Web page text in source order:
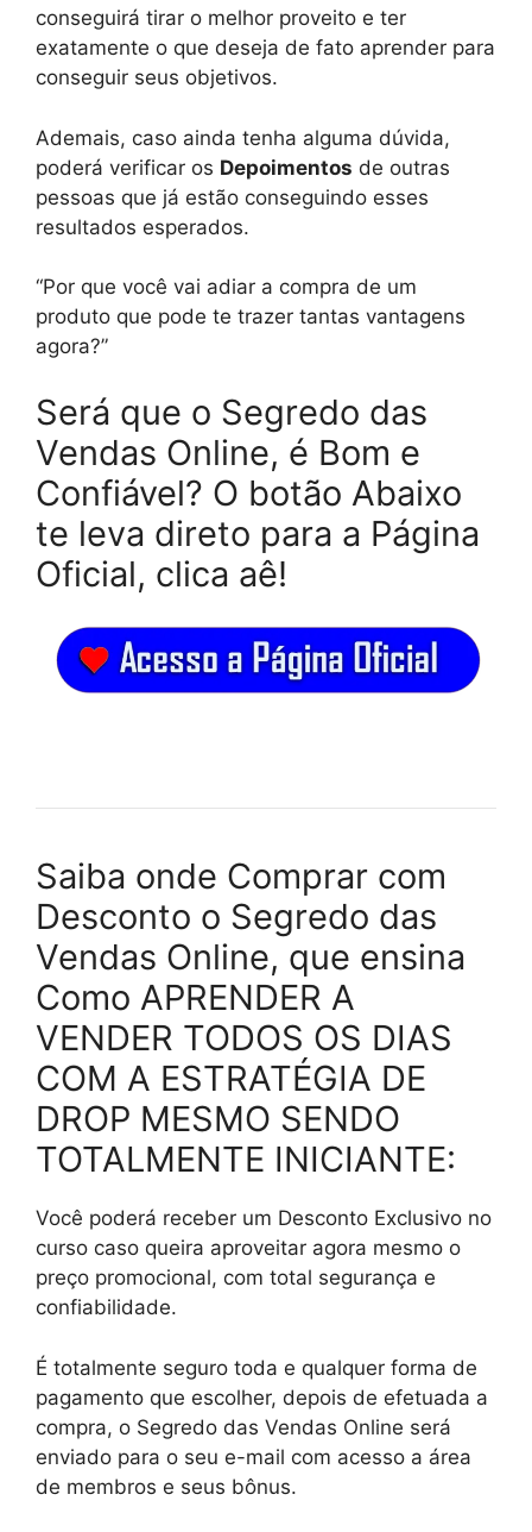
conseguirá tirar o melhor proveito e ter
exatamente o que deseja de fato aprender para
conseguir seus objetivos.
Ademais, caso ainda tenha alguma dúvida,
poderá verificar os Depoimentos de outras
pessoas que já estão conseguindo esses
resultados esperados.
“Por que você vai adiar a compra de um
produto que pode te trazer tantas vantagens
agora?”
Será que o Segredo das
Vendas Online, é Bom e
Confiável? O botão Abaixo
te leva direto para a Página
Oficial, clica aê!
Saiba onde Comprar com
Desconto o Segredo das
Vendas Online, que ensina
Como APRENDER A
VENDER TODOS OS DIAS
COM A ESTRATÉGIA DE
DROP MESMO SENDO
TOTALMENTE INICIANTE:
Você poderá receber um Desconto Exclusivo no
curso caso queira aproveitar agora mesmo o
preço promocional, com total segurança e
confiabilidade.
É totalmente seguro toda e qualquer forma de
pagamento que escolher, depois de efetuada a
compra, o Segredo das Vendas Online será
enviado para o seu e-mail com acesso a área
de membros e seus bônus.